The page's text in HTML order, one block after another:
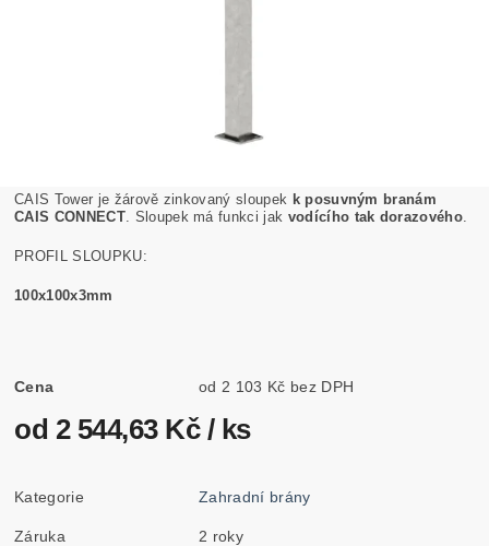
CAIS Tower je žárově zinkovaný sloupek k posuvným branám
CAIS CONNECT. Sloupek má funkci jak vodícího tak dorazového.
PROFIL SLOUPKU:
100x100x3mm
Cena od 2 103 Kč bez DPH
od 2 544,63 Kč / ks
Kategorie Zahradní brány
Záruka 2 roky